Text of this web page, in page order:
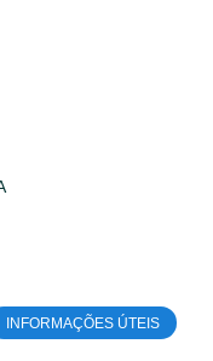
INFORMAÇÕES ÚTEIS